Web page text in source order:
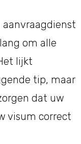
om alle
lijkt
tip, maar
dat uw
visum correct